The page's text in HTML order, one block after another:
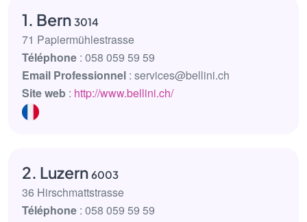
1. Bern 3014
71 Papiermühlestrasse
Téléphone : 058 059 59 59
Email Professionnel : services@bellini.ch
Site web : http://www.bellini.ch/
2. Luzern 6003
36 Hirschmattstrasse
Téléphone : 058 059 59 59